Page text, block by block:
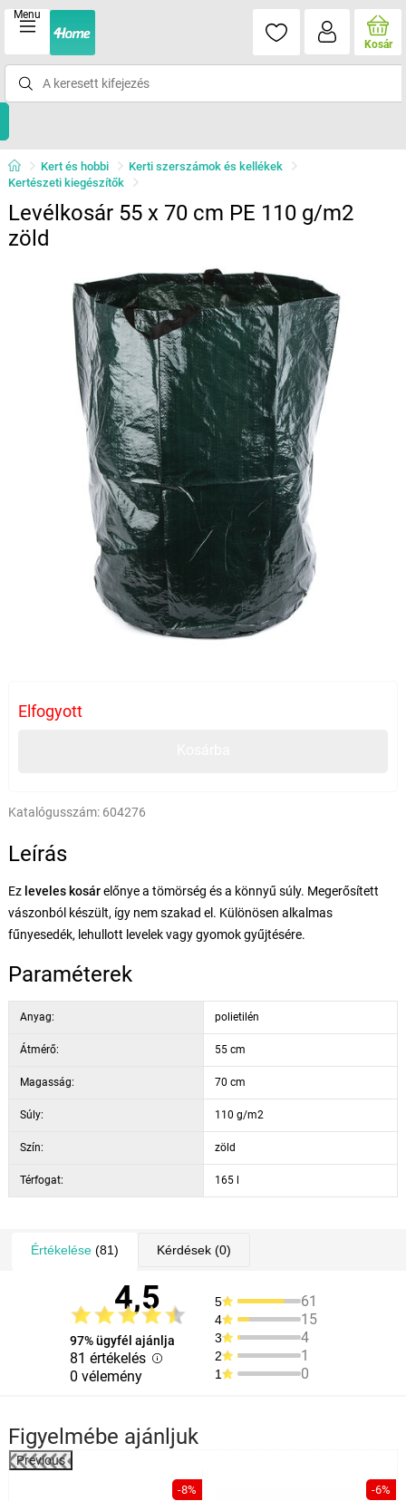
Menu
Kosár
Kert és hobbi
Kerti szerszámok és kellékek
Kertészeti kiegészítők
Levélkosár 55 x 70 cm PE 110 g/m2
zöld
Elfogyott
Katalógusszám: 604276
Leírás
Ez leveles kosárelőnye a tömörség és a könnyű súly. Megerősített
vászonból készült, így nem szakad el. Különösen alkalmas
fűnyesedék, lehullott levelek vagy gyomok gyűjtésére.
Paraméterek
Anyag: polietilén
Átmérő: 55 cm
Magasság: 70 cm
Súly: 110 g/m2
Szín: zöld
Térfogat: 165 l
Értékelése(81) Kérdések(0)
4,5
97% ügyfél ajánlja
81 értékelés
0 vélemény
5 61
4 15
3 4
2 1
1 0
Figyelmébe ajánljuk
Previous
-8% -6%